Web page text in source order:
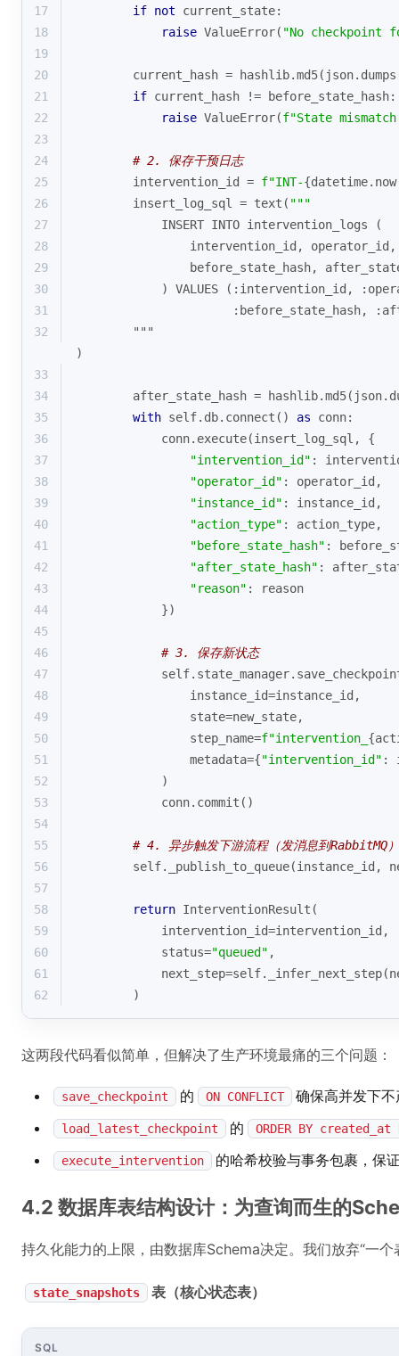
17 if not current_state:
18
raise ValueError( "No checkpoint
19
20
current_hash =
21
if current_hash != before_state_hash:
22
raise ValueError(f"State
23
24
# 2. 保存干预日志
25
        intervention_id =
f"INT-
26
        insert_log_sql = text(
"""
27
            INSERT INTO intervention_logs (
28
intervention_id,
29
before_state_hash,
30
) VALUES (:intervention_id,
31
:before_state_hash,
32
        """
)
33
34
after_state_hash =
35
with self.db.connect() as conn:
36
            conn.execute(insert_log_sql, {
37
"intervention_id" :
38
"operator_id" : operator_id,
39
"instance_id" : instance_id,
40
"action_type" : action_type,
41
"before_state_hash" :
42
"after_state_hash" :
43
"reason" : reason
44
            })
45
46
# 3. 保存新状态
47
48
                instance_id=instance_id,
49
                state=new_state,
50
                step_name=
f"intervention_
51
                metadata={
"intervention_id" :
52
            )
53
            conn.commit()
54
55
# 4. 异步触发下游流程（发消息到RabbitMQ）
56
self._publish_to_queue(instance_id,
57
58
return InterventionResult(
59
            intervention_id=intervention_id,
60
            status=
"queued" ,
61
62
        )
这两段代码看似简单，但解决了生产环境最痛的三个问题：
save_checkpoint 的 ON CONFLICT 确保高并发下
load_latest_checkpoint 的 ORDER BY created_at
execute_intervention 的哈希校验与事务包裹，保
4.2 数据库表结构设计：为查询而生的
持久化能力的上限，由数据库Schema决定。我们放弃“一
state_snapshots 表（核心状态表）
SQL